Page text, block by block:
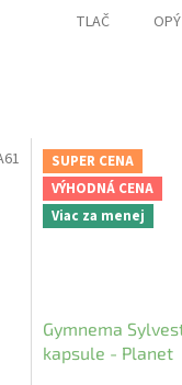
TLAČ
SUPER CENA
VÝHODNÁ CENA
Viac za menej
Gymnema
kapsule - Planet